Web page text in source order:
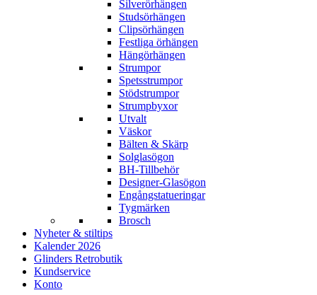
Silverörhängen
Studsörhängen
Clipsörhängen
Festliga örhängen
Hängörhängen
Strumpor
Spetsstrumpor
Stödstrumpor
Strumpbyxor
Utvalt
Väskor
Bälten & Skärp
Solglasögon
BH-Tillbehör
Designer-Glasögon
Engångstatueringar
Tygmärken
Brosch
Nyheter & stiltips
Kalender 2026
Glinders Retrobutik
Kundservice
Konto